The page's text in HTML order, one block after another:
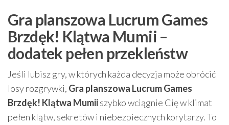
Gra planszowa Lucrum Games
Brzdęk! Klątwa Mumii –
dodatek pełen przekleństw
Jeśli lubisz gry, w których każda decyzja może obrócić
losy rozgrywki, Gra planszowa Lucrum Games
Brzdęk! Klątwa Mumiiszybko wciągnie Cię w klimat
pełen klątw, sekretów i niebezpiecznych korytarzy. To